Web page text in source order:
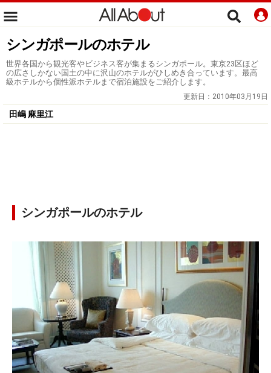
シンガポールのホテル
世界各国から観光客やビジネス客が集まるシンガポール。東京23区ほど
の広さしかない国土の中に沢山のホテルがひしめき合っています。最高
級ホテルから個性派ホテルまで宿泊施設をご紹介します。
更新日： 2010年03月19日
田嶋 麻里江
シンガポールのホテル